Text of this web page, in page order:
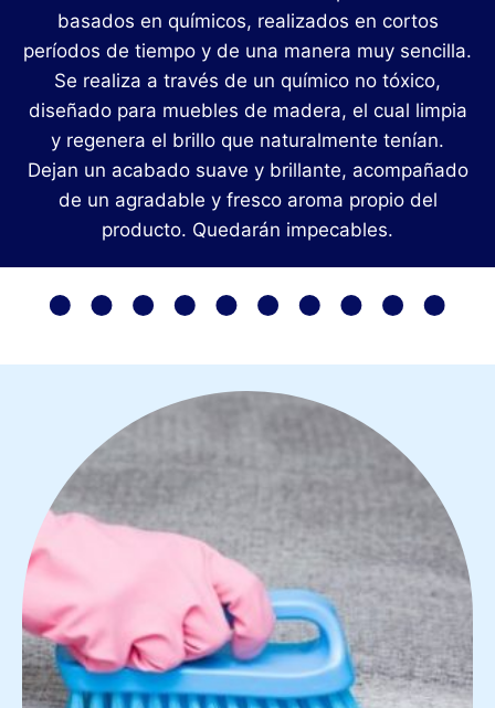
basados en químicos, realizados en cortos
períodos de tiempo y de una manera muy sencilla.
Se realiza a través de un químico no tóxico,
diseñado para muebles de madera, el cual limpia
y regenera el brillo que naturalmente tenían.
Dejan un acabado suave y brillante, acompañado
de un agradable y fresco aroma propio del
producto. Quedarán impecables.